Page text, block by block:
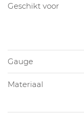
Geschikt voor
Gauge
Materiaal